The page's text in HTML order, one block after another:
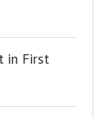
in First